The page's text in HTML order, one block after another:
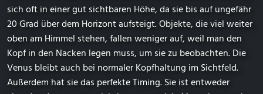
sich oft in einer gut sichtbaren Höhe, da sie bis auf ungefähr
20 Grad über dem Horizont aufsteigt. Objekte, die viel weiter
oben am Himmel stehen, fallen weniger auf, weil man den
Kopf in den Nacken legen muss, um sie zu beobachten. Die
Venus bleibt auch bei normaler Kopfhaltung im Sichtfeld.
Außerdem hat sie das perfekte Timing. Sie ist entweder